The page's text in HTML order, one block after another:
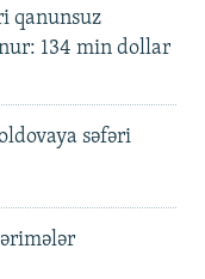
qanunsuz
134 min dollar
səfəri